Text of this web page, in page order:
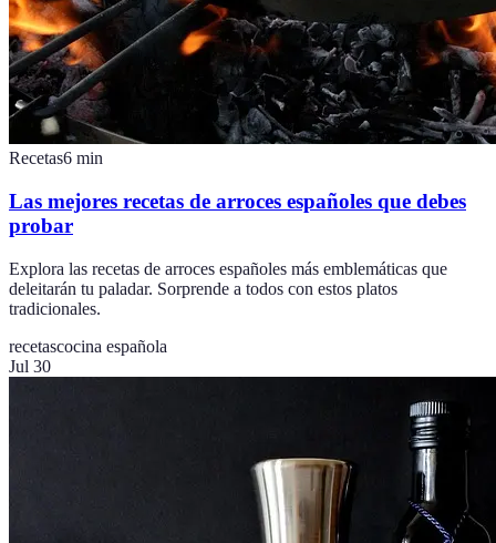
Recetas6 min
Las mejores recetas de arroces españoles que debes
probar
Explora las recetas de arroces españoles más emblemáticas que
deleitarán tu paladar. Sorprende a todos con estos platos
tradicionales.
recetascocina española
Jul 30